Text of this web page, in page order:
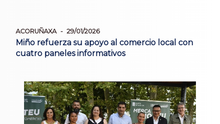
ACORUÑAXA 29/01/2026
Miño refuerza su apoyo al comercio local con
cuatro paneles informativos